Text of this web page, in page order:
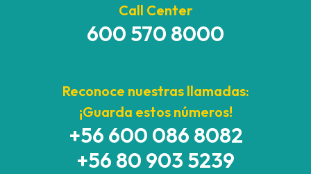
Call Center
600 570 8000
Reconoce nuestras llamadas:
¡Guarda estos números!
+56 600 086 8082
+56 80 903 5239